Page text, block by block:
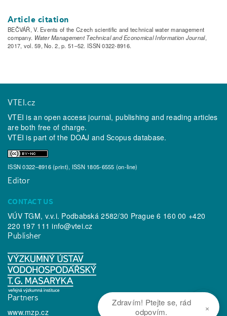
Article citation
BEČVÁŘ, V. Events of the Czech scientific and technical water management
company. Water Management Technical and Economical Information Journal,
2017, vol. 59, No. 2, p. 51–52. ISSN 0322-8916.
VTEI.cz
VTEI is an open access journal, publishing and reading articles
are both free of charge.
VTEI is part of the DOAJ andScopusdatabase.
ISSN 0322–8916 (print), ISSN 1805-6555 (on-line)
Editor
CONTACT US
VÚV TGM, v.v.i. Podbabská 2582/30 Prague 6 160 00 +420
220 197 111info@vtei.cz
Publisher
Partners
www.mzp.cz
Zdravím! Ptejte se, rád
odpovím.
×